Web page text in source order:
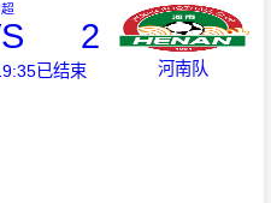
2
已结束 河南队